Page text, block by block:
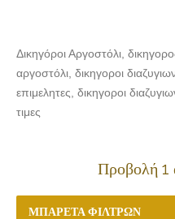
Δικηγόροι Αργοστόλι,
αργοστόλι, δικηγοροι
επιμελητες, δικηγοροι
τιμες
Προβολή 1
ΜΠΑΡΈΤΑ ΦΊΛΤΡΩΝ